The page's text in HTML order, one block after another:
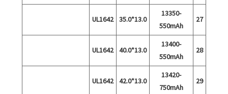
27
13350-
550mAh
13.0*35.0
UL1642
28
13400-
550mAh
13.0*40.0
UL1642
29
13420-
750mAh
13.0*42.0
UL1642